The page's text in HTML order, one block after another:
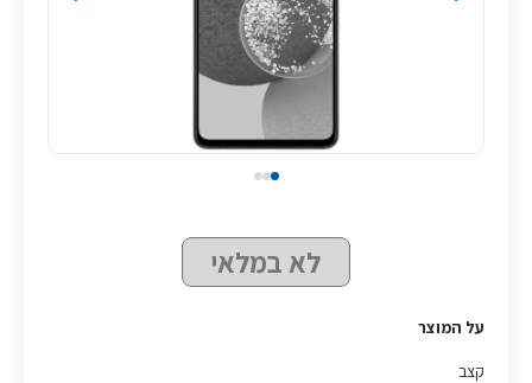
לא במלאי
על המוצר
קצב